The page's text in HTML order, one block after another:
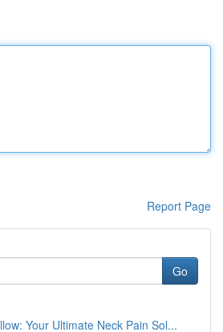
Report Page
Go
Your Ultimate Neck Pain Sol...